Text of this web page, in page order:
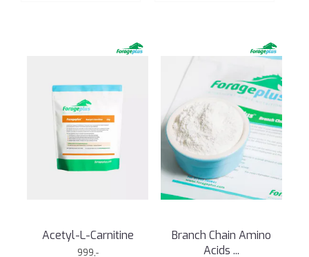
Acetyl-L-Carnitine
999,-
Branch Chain Amino
Acids ...